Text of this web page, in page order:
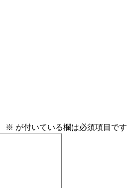
※ が付いている欄は必須項目です